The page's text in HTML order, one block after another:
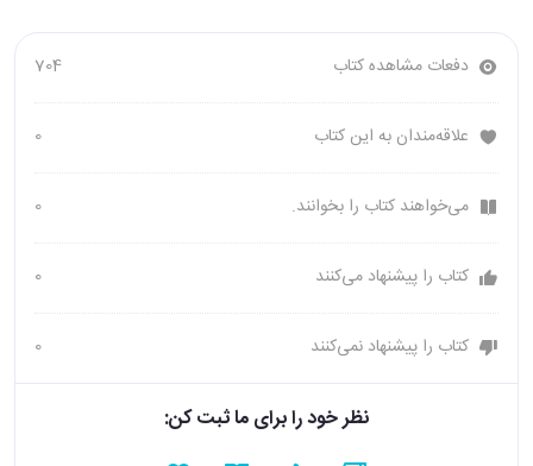
دفعات مشاهده کتاب 704
علاقه‌مندان به این کتاب 0
می‌خواهند کتاب را بخوانند. 0
کتاب را پیشنهاد می‌کنند 0
کتاب را پیشنهاد نمی‌کنند 0
نظر خود را برای ما ثبت کن: